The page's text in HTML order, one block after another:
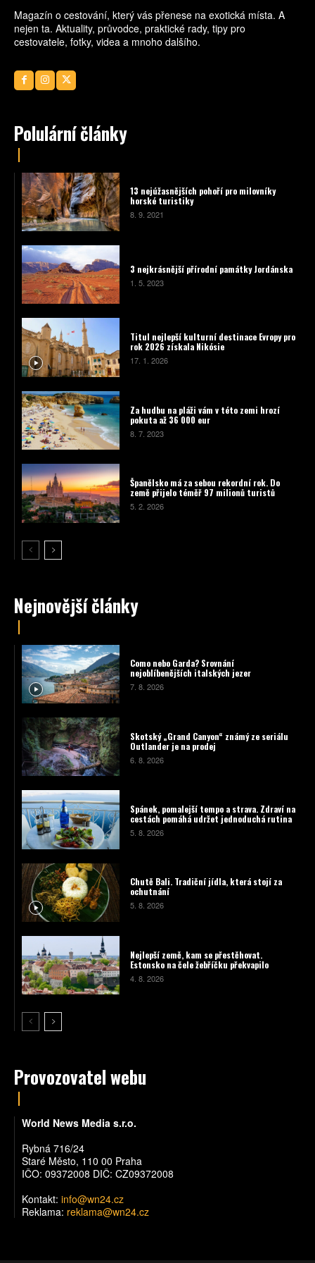
Magazín o cestování, který vás přenese na exotická místa. A
nejen ta. Aktuality, průvodce, praktické rady, tipy pro
cestovatele, fotky, videa a mnoho dalšího.
Polulární články
13 nejúžasnějších pohoří pro milovníky
horské turistiky
8. 9. 2021
3 nejkrásnější přírodní památky Jordánska
1. 5. 2023
Titul nejlepší kulturní destinace Evropy pro
rok 2026 získala Nikósie
17. 1. 2026
Za hudbu na pláži vám v této zemi hrozí
pokuta až 36 000 eur
8. 7. 2023
Španělsko má za sebou rekordní rok. Do
země přijelo téměř 97 milionů turistů
5. 2. 2026
Nejnovější články
Como nebo Garda? Srovnání
nejoblíbenějších italských jezer
7. 8. 2026
Skotský „Grand Canyon“ známý ze seriálu
Outlander je na prodej
6. 8. 2026
Spánek, pomalejší tempo a strava. Zdraví na
cestách pomáhá udržet jednoduchá rutina
5. 8. 2026
Chutě Bali. Tradiční jídla, která stojí za
ochutnání
5. 8. 2026
Nejlepší země, kam se přestěhovat.
Estonsko na čele žebříčku překvapilo
4. 8. 2026
Provozovatel webu
World News Media s.r.o.
Rybná 716/24
Staré Město, 110 00 Praha
IČO: 09372008 DIČ: CZ09372008
Kontakt: info@wn24.cz
Reklama: reklama@wn24.cz